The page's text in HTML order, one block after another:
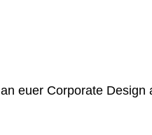
euer Corporate Design